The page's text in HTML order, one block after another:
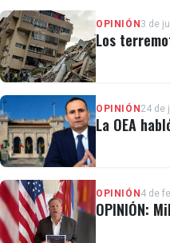
OPINIÓN 3 de
Los
OPINIÓN 24 de
La OEA
OPINIÓN 4 de
OPINIÓN: